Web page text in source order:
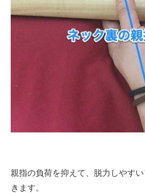
親指の負荷を抑えて、脱力しやす
きます。